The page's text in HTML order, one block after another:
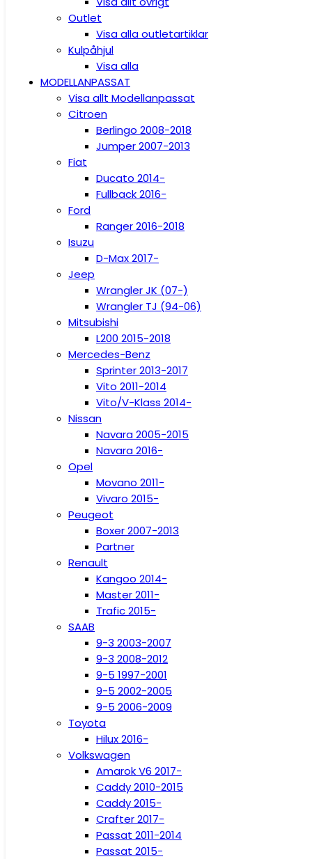
Outlet
Visa alla outletartiklar
Kulpåhjul
Visa alla
MODELLANPASSAT
Visa allt Modellanpassat
Citroen
Berlingo 2008-2018
Jumper 2007-2013
Fiat
Ducato 2014-
Fullback 2016-
Ford
Ranger 2016-2018
Isuzu
D-Max 2017-
Jeep
Wrangler JK (07-)
Wrangler TJ (94-06)
Mitsubishi
L200 2015-2018
Mercedes-Benz
Sprinter 2013-2017
Vito 2011-2014
Vito/V-Klass 2014-
Nissan
Navara 2005-2015
Navara 2016-
Opel
Movano 2011-
Vivaro 2015-
Peugeot
Boxer 2007-2013
Partner
Renault
Kangoo 2014-
Master 2011-
Trafic 2015-
SAAB
9-3 2003-2007
9-3 2008-2012
9-5 1997-2001
9-5 2002-2005
9-5 2006-2009
Toyota
Hilux 2016-
Volkswagen
Amarok V6 2017-
Caddy 2010-2015
Caddy 2015-
Crafter 2017-
Passat 2011-2014
Passat 2015-